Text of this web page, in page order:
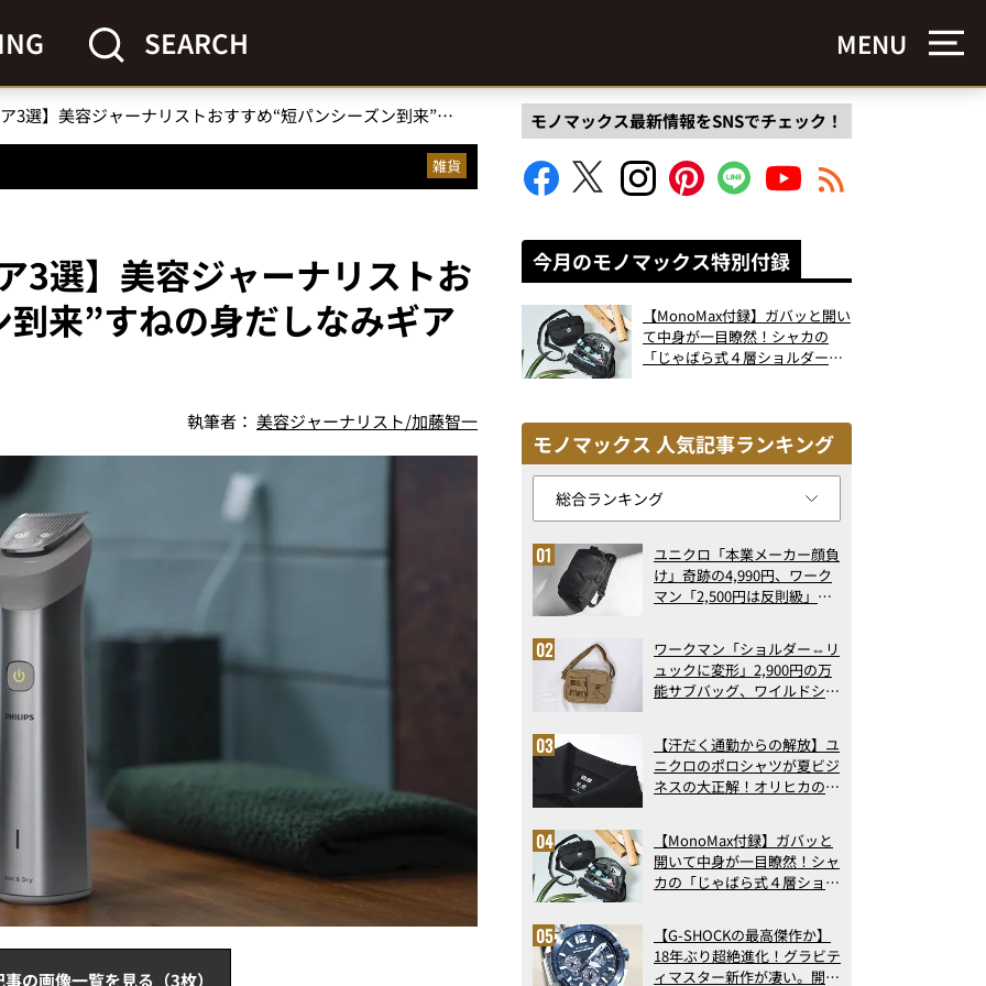
SEARCH MENU
【注目の脱毛・除毛ギア3選】美容ジャーナリストおすすめ“短パンシーズン到来”すねの身だしなみギア傑作選
雑貨
3選】美容ジャーナリストお
来”すねの身だしなみギア
執筆者： 美容ジャーナリスト/加藤智一
の画像一覧を見る（3枚）
モノマックス最新情報をSNSでチェック！
今月のモノマックス特別付録
【MonoMax付録】ガバッと開い
て中身が一目瞭然！シャカの
「じゃばら式４層ショルダーバ
モノマックス 人気記事ランキング
ユニクロ「本業メーカー顔負
け」奇跡の4,990円、ワーク
マン「2,500円は反則級」凄
ト3】（2026年6月版）
ワークマン「ショルダー⇔リ
ュックに変形」2,900円の万
能サブバッグ、ワイルドシン
記事ランキングベスト3】
（2026年6月版）
【汗だく通勤からの解放】ユ
ニクロのポロシャツが夏ビジ
ネスの大正解！オリヒカの透
アの実力
【MonoMax付録】ガバッと
開いて中身が一目瞭然！シャ
カの「じゃばら式４層ショル
った！
【G-SHOCKの最高傑作か】
18年ぶり超絶進化！グラビテ
ィマスター新作が凄い。開発